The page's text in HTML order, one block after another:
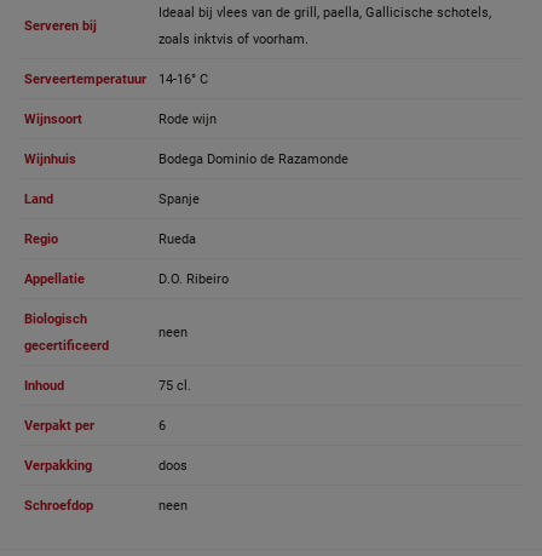
Serveren bij
Ideaal bij vlees van de grill, paella, Gallicische schotels,
zoals inktvis of voorham.
Serveertemperatuur 14-16° C
Wijnsoort Rode wijn
Wijnhuis Bodega Dominio de Razamonde
Land Spanje
Regio Rueda
Appellatie D.O. Ribeiro
Biologisch
gecertificeerd
neen
Inhoud 75 cl.
Verpakt per 6
Verpakking doos
Schroefdop neen